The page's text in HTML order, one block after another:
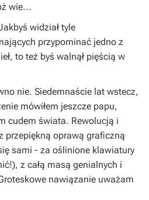
wie...
widział tyle
przypominać jedno z
to też byś walnął pięścią w
nie. Siedemnaście lat wstecz,
mówiłem jeszcze papu,
cudem świata. Rewolucją i
przepiękną oprawą graficzną
sami - za oślinione klawiatury
z całą masą genialnych i
nawiązanie uważam